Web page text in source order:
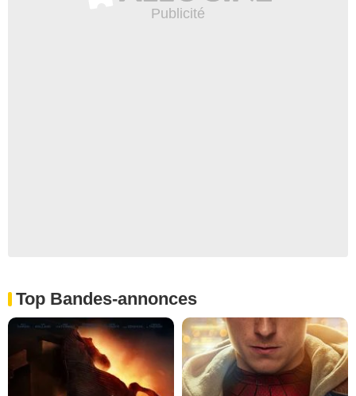
Top Bandes-annonces